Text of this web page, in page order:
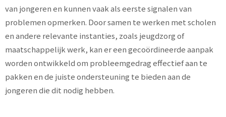
van jongeren en kunnen vaak als eerste signalen van
problemen opmerken. Door samen te werken met scholen
en andere relevante instanties, zoals jeugdzorg of
maatschappelijk werk, kan er een gecoördineerde aanpak
worden ontwikkeld om probleemgedrag effectief aan te
pakken en de juiste ondersteuning te bieden aan de
jongeren die dit nodig hebben.